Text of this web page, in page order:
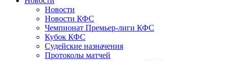
Новости
Новости КФС
Чемпионат Премьер-лиги КФС
Кубок КФС
Судейские назначения
Протоколы матчей